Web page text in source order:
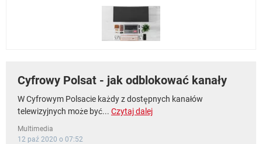
Cyfrowy Polsat - jak odblokować kanały
W Cyfrowym Polsacie każdy z dostępnych kanałów
telewizyjnych może być... Czytaj dalej
Multimedia
12 paź 2020 o 07:52